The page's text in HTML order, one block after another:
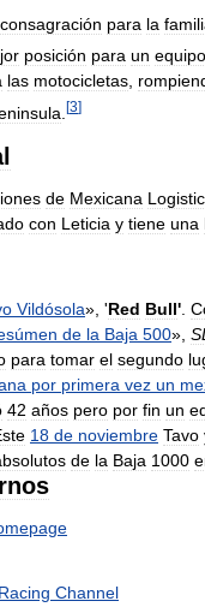
consagración para la
posición para un equipo
las motocicletas,
[3]
de Mexicana
con Leticia y tiene una
Vildósola», 'Red Bull'
de la Baja 500»,
para tomar el segundo
por primera vez un
42 años pero por fin un
18 de noviembre Tavo
de la Baja 1000
Racing Channel